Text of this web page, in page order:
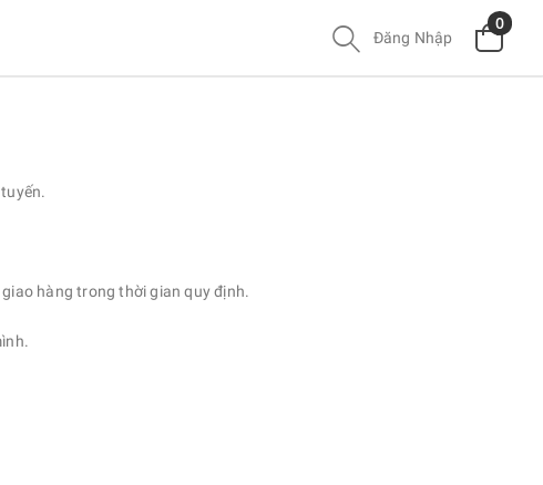
Đăng Nhập
0
hàng trong thời gian quy định.